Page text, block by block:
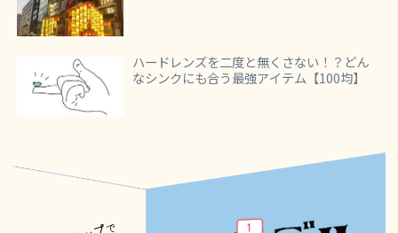
ハードレンズを二度と無くさない！？どん
なシンクにも合う最強アイテム【100均】